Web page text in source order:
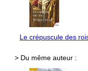
Le crépuscule des
> Du même auteur :